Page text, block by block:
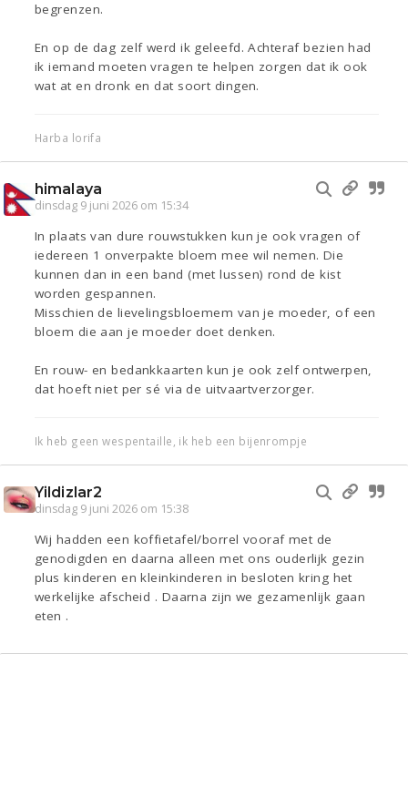
begrenzen.
En op de dag zelf werd ik geleefd. Achteraf bezien had
ik iemand moeten vragen te helpen zorgen dat ik ook
wat at en dronk en dat soort dingen.
Harba lorifa
himalaya
dinsdag 9 juni 2026 om 15:34
In plaats van dure rouwstukken kun je ook vragen of
iedereen 1 onverpakte bloem mee wil nemen. Die
kunnen dan in een band (met lussen) rond de kist
worden gespannen.
Misschien de lievelingsbloemem van je moeder, of een
bloem die aan je moeder doet denken.
En rouw- en bedankkaarten kun je ook zelf ontwerpen,
dat hoeft niet per sé via de uitvaartverzorger.
Ik heb geen wespentaille, ik heb een bijenrompje
Yildizlar2
dinsdag 9 juni 2026 om 15:38
Wij hadden een koffietafel/borrel vooraf met de
genodigden en daarna alleen met ons ouderlijk gezin
plus kinderen en kleinkinderen in besloten kring het
werkelijke afscheid . Daarna zijn we gezamenlijk gaan
eten .